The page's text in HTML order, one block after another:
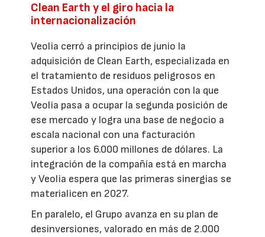
Clean Earth y el giro hacia la
internacionalización
Veolia cerró a principios de junio la
adquisición de Clean Earth, especializada en
el tratamiento de residuos peligrosos en
Estados Unidos, una operación con la que
Veolia pasa a ocupar la segunda posición de
ese mercado y logra una base de negocio a
escala nacional con una facturación
superior a los 6.000 millones de dólares. La
integración de la compañía está en marcha
y Veolia espera que las primeras sinergias se
materialicen en 2027.
En paralelo, el Grupo avanza en su plan de
desinversiones, valorado en más de 2.000